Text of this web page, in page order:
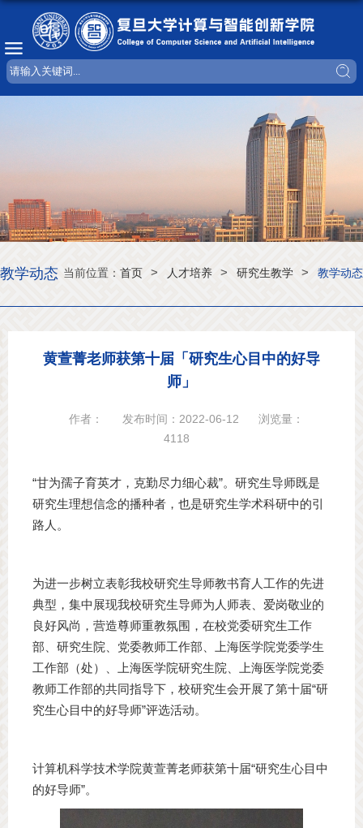
当前位置： 首页 > 人才培养 > 研究生教学 > 教学动态
教学动态
黄萱菁老师获第十届「研究生心目中的好导
师」
作者： 发布时间：2022-06-12
浏览量：
4118
“甘为孺子育英才，克勤尽力细心裁”。研究生导师既是
研究生理想信念的播种者，也是研究生学术科研中的引
路人。
为进一步树立表彰我校研究生导师教书育人工作的先进
典型，集中展现我校研究生导师为人师表、爱岗敬业的
良好风尚，营造尊师重教氛围，在校党委研究生工作
部、研究生院、党委教师工作部、上海医学院党委学生
工作部（处）、上海医学院研究生院、上海医学院党委
教师工作部的共同指导下，校研究生会开展了第十届“研
究生心目中的好导师”评选活动。
计算机科学技术学院黄萱菁老师获第十届“研究生心目中
的好导师”。